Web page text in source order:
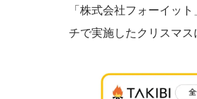
「株式会社フォーイッ
チで実施したクリスマス